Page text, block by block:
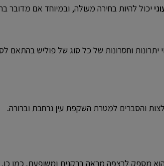
יכול להיות בחירה מעולה, ובמיוחד אם
וחסרונות של כל סוג של פוליש בהתאם
והסברים למטרת השקפת עין נרחבת וברורה.
מספק לרצפה מראה ברקנית ומשופעת. כמו כן,